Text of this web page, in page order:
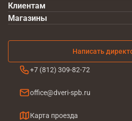
Клиентам
Написать
+7 (812) 309-82-72
office@dveri-spb.ru
Карта проезда
Магазины